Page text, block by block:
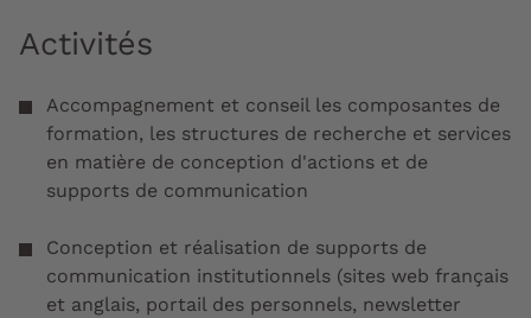
Activités
Accompagnement et conseil les composantes de
formation, les structures de recherche et services
en matière de conception d'actions et de
supports de communication
Conception et réalisation de supports de
communication institutionnels (sites web français
et anglais, portail des personnels, newsletter